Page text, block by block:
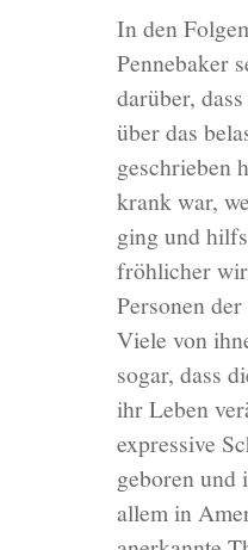
In den
Pennebaker
darüber,
über das
geschrieben
krank war,
ging und
fröhlicher
Personen
Viele von
sogar, dass
ihr Leben
expressive
geboren und
allem in